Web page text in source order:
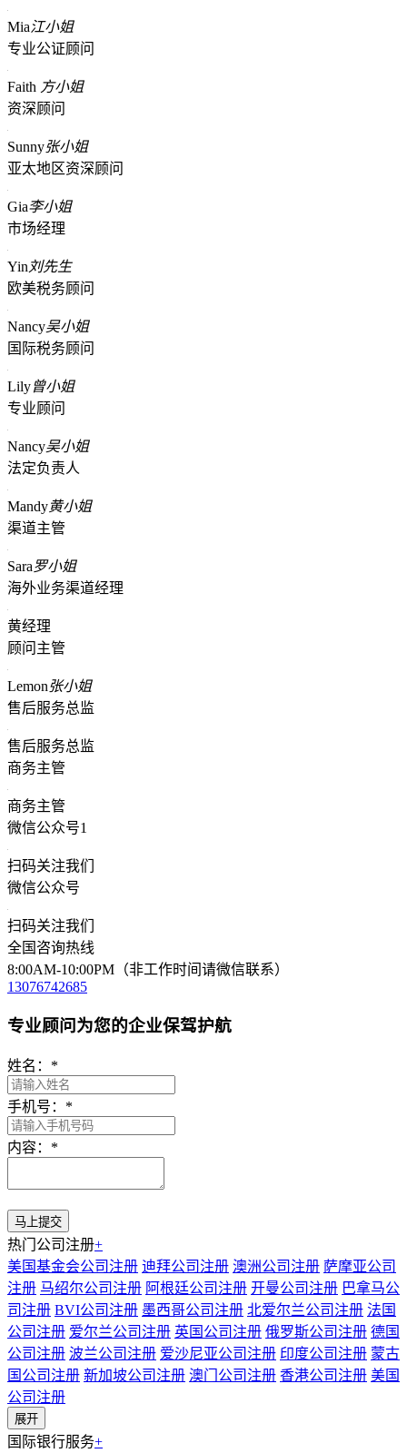
Mia江小姐
专业公证顾问
Faith 方小姐
资深顾问
Sunny张小姐
亚太地区资深顾问
Gia李小姐
市场经理
Yin 刘先生
欧美税务顾问
Nancy吴小姐
国际税务顾问
Lily曾小姐
专业顾问
Nancy吴小姐
法定负责人
Mandy黄小姐
渠道主管
Sara罗小姐
海外业务渠道经理
黄经理
顾问主管
Lemon张小姐
售后服务总监
售后服务总监
商务主管
商务主管
微信公众号1
扫码关注我们
微信公众号
扫码关注我们
全国咨询热线
8:00AM-10:00PM（非工作时间请微信联系）
13076742685
专业顾问为您的企业保驾护航
姓名： *
手机号： *
内容： *
热门公司注册+
美国基金会公司注册 迪拜公司注册 澳洲公司注册 萨摩亚公司
注册 马绍尔公司注册 阿根廷公司注册 开曼公司注册 巴拿马公
司注册 BVI公司注册 墨西哥公司注册 北爱尔兰公司注册 法国
公司注册 爱尔兰公司注册 英国公司注册 俄罗斯公司注册 德国
公司注册 波兰公司注册 爱沙尼亚公司注册 印度公司注册 蒙古
国公司注册 新加坡公司注册 澳门公司注册 香港公司注册 美国
公司注册
展开
国际银行服务+